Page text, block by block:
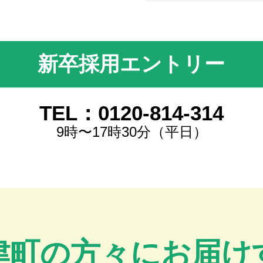
新卒採用エントリー
TEL：0120-814-314
9時〜17時30分（平日）
町の方々にお届け